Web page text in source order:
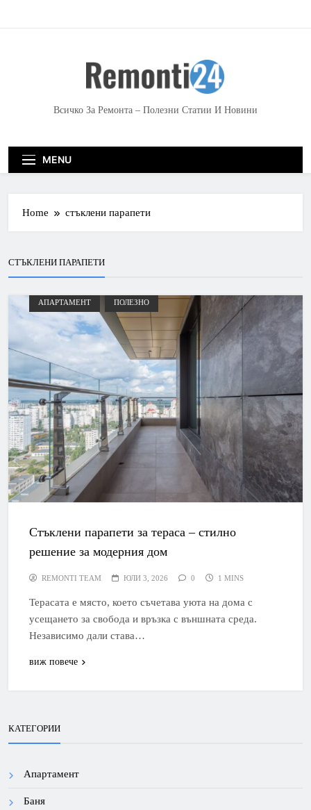
e
Всичко За Ремонта – Полезни Статии И Новини
MENU
Home стъклени парапети
СТЪКЛЕНИ ПАРАПЕТИ
АПАРТАМЕНТ ПОЛЕЗНО
Стъклени парапети за тераса – стилно
решение за модерния дом
REMONTI TEAM ЮЛИ 3, 2026 0 1 MINS
Терасата е място, което съчетава уюта на дома с
усещането за свобода и връзка с външната среда.
Независимо дали става…
виж повече
КАТЕГОРИИ
Апартамент
Баня